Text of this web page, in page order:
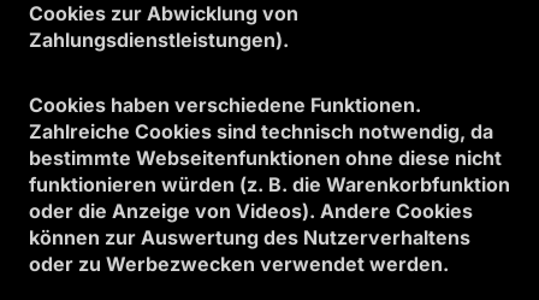
Cookies zur Abwicklung von
Zahlungsdienstleistungen).
Cookies haben verschiedene Funktionen.
Zahlreiche Cookies sind technisch notwendig, da
bestimmte Webseitenfunktionen ohne diese nicht
funktionieren würden (z. B. die Warenkorbfunktion
oder die Anzeige von Videos). Andere Cookies
können zur Auswertung des Nutzerverhaltens
oder zu Werbezwecken verwendet werden.